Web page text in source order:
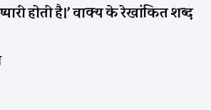
होती है।’ वाक्य के रेखांकित शब्द